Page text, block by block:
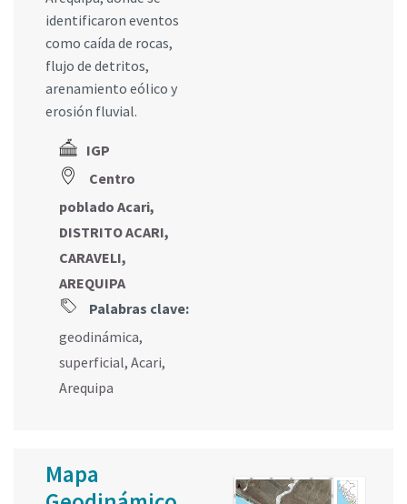
identificaron eventos
como caída de rocas,
flujo de detritos,
arenamiento eólico y
erosión fluvial.
IGP
Centro
poblado Acari,
DISTRITO ACARI,
CARAVELI,
AREQUIPA
Palabras clave:
geodinámica,
superficial, Acari,
Arequipa
Mapa